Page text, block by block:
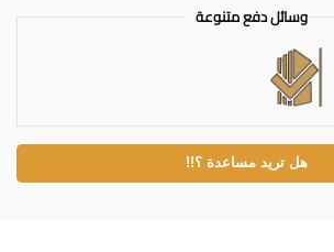
وسائل دفع متنوعة
هل تريد مساعدة ؟!!